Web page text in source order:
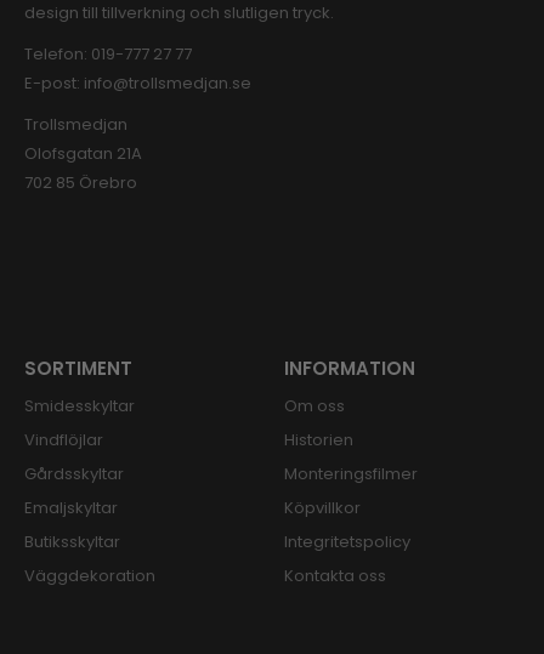
design till tillverkning och slutligen tryck.
Telefon: 019-777 27 77
E-post: info@trollsmedjan.se
Trollsmedjan
Olofsgatan 21A
702 85 Örebro
SORTIMENT
Smidesskyltar
Vindflöjlar
Gårdsskyltar
Emaljskyltar
Butiksskyltar
Väggdekoration
INFORMATION
Om oss
Historien
Monteringsfilmer
Köpvillkor
Integritetspolicy
Kontakta oss